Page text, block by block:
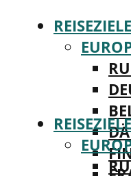
REISEZIELE
REISEZIELE